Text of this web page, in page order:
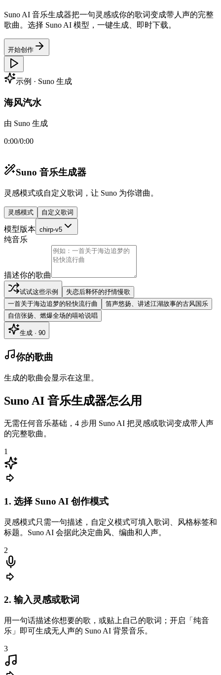
Suno AI 音乐生成器把一句灵感或你的歌词变成带人声的完整
歌曲。选择 Suno AI 模型，一键生成、即时下载。
开始创作
示例 · Suno 生成
海风汽水
由 Suno 生成
0:00/0:00
Suno 音乐生成器
灵感模式或自定义歌词，让 Suno 为你谱曲。
灵感模式 自定义歌词
模型版本 chirp-v5
纯音乐
描述你的歌曲
试试这些示例
失恋后释怀的抒情慢歌
一首关于海边追梦的轻快流行曲
笛声悠扬、讲述江湖故事的古风国乐
自信张扬、燃爆全场的嘻哈说唱
生成 · 90
你的歌曲
生成的歌曲会显示在这里。
Suno AI 音乐生成器怎么用
无需任何音乐基础，4 步用 Suno AI 把灵感或歌词变成带人声
的完整歌曲。
1
1. 选择 Suno AI 创作模式
灵感模式只需一句描述，自定义模式可填入歌词、风格标签和
标题。Suno AI 会据此决定曲风、编曲和人声。
2
2. 输入灵感或歌词
用一句话描述你想要的歌，或贴上自己的歌词；开启「纯音
乐」即可生成无人声的 Suno AI 背景音乐。
3
声的完整 demo。给乐队试听效率翻倍。